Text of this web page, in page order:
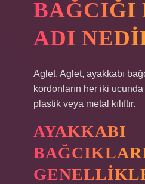
BAĞCIĞI
ADI
Aglet. Aglet, ayakkabı
kordonların her iki
plastik veya metal kılıftır.
AYAKKABI